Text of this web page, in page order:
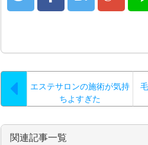
エステサロンの施術が気持
ちよすぎた
関連記事一覧